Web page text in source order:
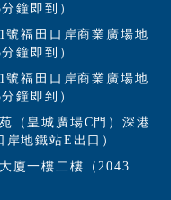
鐘即到）
號福田口岸商業廣場地
鐘即到）
號福田口岸商業廣場地
鐘即到）
（皇城廣場C門）深港
地鐵站E出口）
廈一樓二樓（2043